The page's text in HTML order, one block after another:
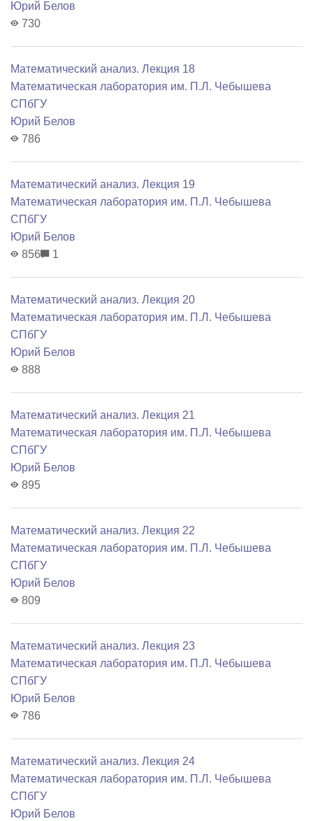
Юрий Белов
730
Математический анализ. Лекция 18
Математичеcкая лаборатория им. П.Л. Чебышева
СПбГУ
Юрий Белов
786
Математический анализ. Лекция 19
Математичеcкая лаборатория им. П.Л. Чебышева
СПбГУ
Юрий Белов
856
1
Математический анализ. Лекция 20
Математичеcкая лаборатория им. П.Л. Чебышева
СПбГУ
Юрий Белов
888
Математический анализ. Лекция 21
Математичеcкая лаборатория им. П.Л. Чебышева
СПбГУ
Юрий Белов
895
Математический анализ. Лекция 22
Математичеcкая лаборатория им. П.Л. Чебышева
СПбГУ
Юрий Белов
809
Математический анализ. Лекция 23
Математичеcкая лаборатория им. П.Л. Чебышева
СПбГУ
Юрий Белов
786
Математический анализ. Лекция 24
Математичеcкая лаборатория им. П.Л. Чебышева
СПбГУ
Юрий Белов